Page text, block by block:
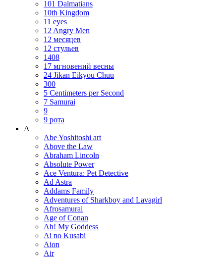
101 Dalmatians
10th Kingdom
11 eyes
12 Angry Men
12 месяцев
12 стульев
1408
17 мгновений весны
24 Jikan Eikyou Chuu
300
5 Centimeters per Second
7 Samurai
9
9 рота
A
Abe Yoshitoshi art
Above the Law
Abraham Lincoln
Absolute Power
Ace Ventura: Pet Detective
Ad Astra
Addams Family
Adventures of Sharkboy and Lavagirl
Afrosamurai
Age of Conan
Ah! My Goddess
Ai no Kusabi
Aion
Air